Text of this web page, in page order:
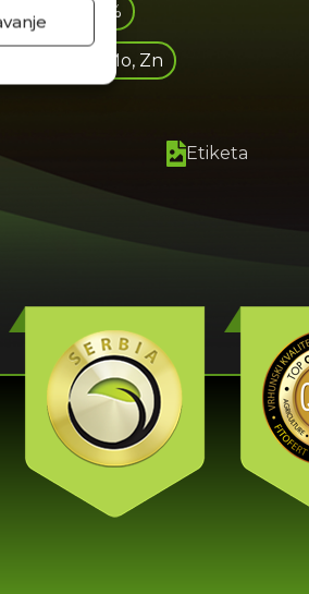
K₂O: 10%
Mn, Mo, Zn
Etiketa